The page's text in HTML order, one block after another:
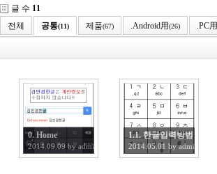
글 수 11
전체
공통(11) 제품(67) .Android用(26) .PC用
0. Home
2014.09.09 byadmin
1.1. 한글입력방법
2014.05.01 byadmin